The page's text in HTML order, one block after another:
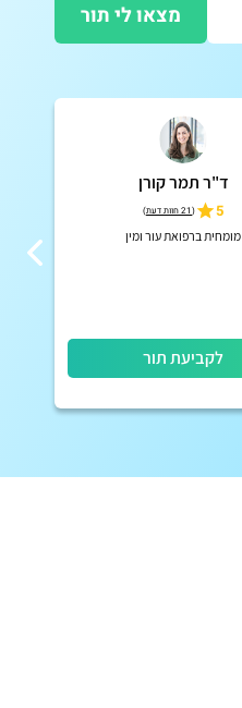
מצאו לי תור
ד"ר תמר קורן
5
(21 חוות דעת )
מומחית ברפואת עור ומין
לקביעת תור